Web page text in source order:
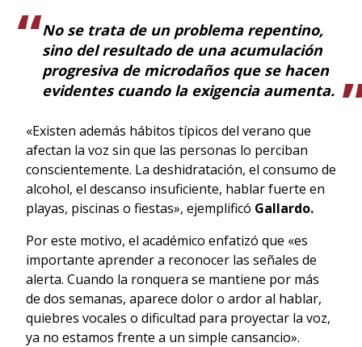
No se trata de un problema repentino,
sino del resultado de una acumulación
progresiva de microdaños que se hacen
evidentes cuando la exigencia aumenta.
«Existen además hábitos típicos del verano que
afectan la voz sin que las personas lo perciban
conscientemente. La deshidratación, el consumo de
alcohol, el descanso insuficiente, hablar fuerte en
playas, piscinas o fiestas», ejemplificó Gallardo.
Por este motivo, el académico enfatizó que «es
importante aprender a reconocer las señales de
alerta. Cuando la ronquera se mantiene por más
de dos semanas, aparece dolor o ardor al hablar,
quiebres vocales o dificultad para proyectar la voz,
ya no estamos frente a un simple cansancio».